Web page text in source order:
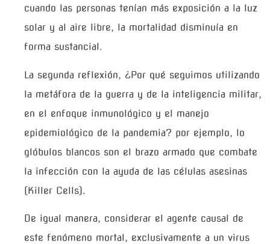
cuando las personas tenían más exposición a la luz
solar y al aire libre, la mortalidad disminuía en
forma sustancial.
La segunda reflexión, ¿Por qué seguimos utilizando
la metáfora de la guerra y de la inteligencia militar,
en el enfoque inmunológico y el manejo
epidemiológico de la pandemia? por ejemplo, lo
glóbulos blancos son el brazo armado que combate
la infección con la ayuda de las células asesinas
(Killer Cells).
De igual manera, considerar el agente causal de
este fenómeno mortal, exclusivamente a un virus